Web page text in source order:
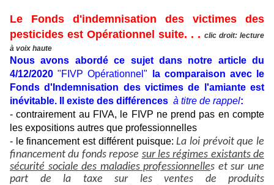
Le Fonds d'indemnisation des victimes des
pesticides est Opérationnel suite. . . clic droit: lecture
à voix haute
Nous avons abordé ce sujet dans notre article du
4/12/2020"FIVP Opérationnel" la comparaison avec le
Fonds d'Indemnisation des victimes de l'amiante est
inévitable. Il existe des différences à titre de rappel:
- contrairement au FIVA, le FIVP ne prend pas en compte
les expositions autres que professionnelles
- le financement est différent puisque: La loi prévoit que le
financement du fonds repose sur les régimes existants de
sécurité sociale des maladies professionnelles et sur une
part de la taxe sur les ventes de produits